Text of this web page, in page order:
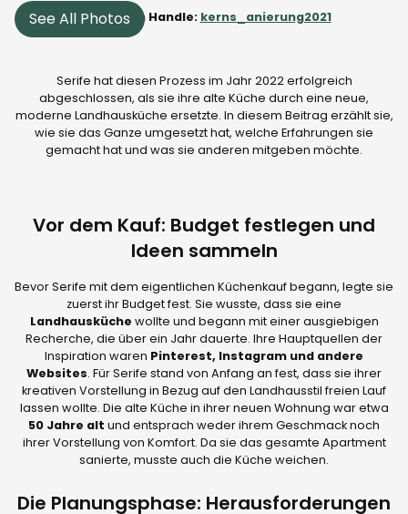
See All PhotosInstagram Handle: kerns_anierung2021
Serife hat diesen Prozess im Jahr 2022 erfolgreich
abgeschlossen, als sie ihre alte Küche durch eine neue,
moderne Landhausküche ersetzte. In diesem Beitrag erzählt sie,
wie sie das Ganze umgesetzt hat, welche Erfahrungen sie
gemacht hat und was sie anderen mitgeben möchte.
Vor dem Kauf: Budget festlegen und
Ideen sammeln
Bevor Serife mit dem eigentlichen Küchenkauf begann, legte sie
zuerst ihr Budget fest. Sie wusste, dass sie eine
Landhausküche wollte und begann mit einer ausgiebigen
Recherche, die über ein Jahr dauerte. Ihre Hauptquellen der
Inspiration waren Pinterest, Instagram und andere
Websites. Für Serife stand von Anfang an fest, dass sie ihrer
kreativen Vorstellung in Bezug auf den Landhausstil freien Lauf
lassen wollte. Die alte Küche in ihrer neuen Wohnung war etwa
50 Jahre alt und entsprach weder ihrem Geschmack noch
ihrer Vorstellung von Komfort. Da sie das gesamte Apartment
sanierte, musste auch die Küche weichen.
Die Planungsphase: Herausforderungen